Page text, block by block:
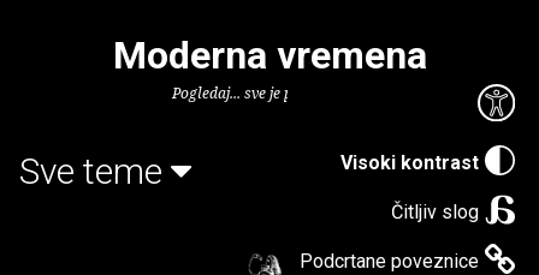
Visoki kontrast
Čitljiv slog
Podcrtane poveznice
Moderna vremena
Pogledaj... sve je puno knjiga.
Sve teme